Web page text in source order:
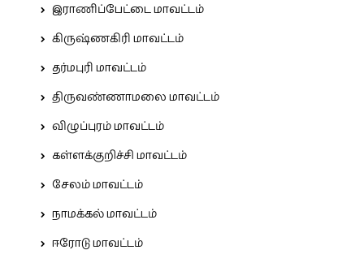
இராணிப்பேட்டை மாவட்டம்
கிருஷ்ணகிரி மாவட்டம்
தர்மபுரி மாவட்டம்
திருவண்ணாமலை மாவட்டம்
விழுப்புரம் மாவட்டம்
கள்ளக்குறிச்சி மாவட்டம்
சேலம் மாவட்டம்
நாமக்கல் மாவட்டம்
ஈரோடு மாவட்டம்